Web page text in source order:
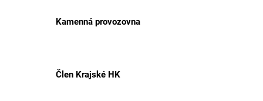
Kamenná provozovna
Člen Krajské HK